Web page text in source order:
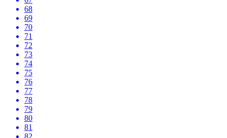
68
69
70
71
72
73
74
75
76
77
78
79
80
81
82